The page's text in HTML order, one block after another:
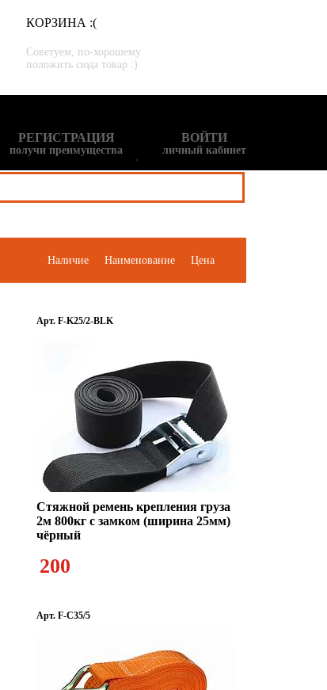
КОРЗИНА :(
Советуем, по-хорошему
положить сюда товар :)
РЕГИСТРАЦИЯ
получи преимущества
ВОЙТИ
личный кабинет
Наличие Наименование Цена
Арт. F-K25/2-BLK
Стяжной ремень крепления груза
2м 800кг с замком (ширина 25мм)
чёрный
200
Арт. F-C35/5